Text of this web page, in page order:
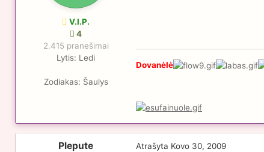
V.I.P.
4
2.415 pranešimai
Lytis: Ledi
Zodiakas: Šaulys
Dovanėlė
Plepute Atrašyta Kovo 30, 2009